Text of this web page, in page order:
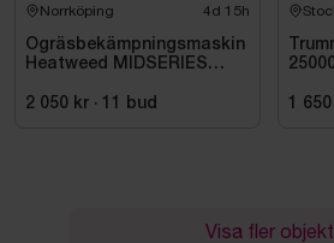
Norrköping 4d 15h
Ogräsbekämpningsmaskin
Heatweed MIDSERIES
2 050 kr · 11 bud 1
Visa fler objekt